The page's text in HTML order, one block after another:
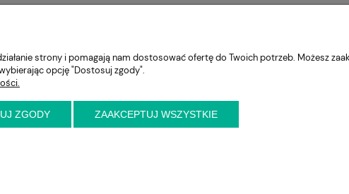
kontakt przed wizytą ul. Cynamonowa 2,
krzeslo.com.pl
strony i pomagają nam dostosować ofertę do Twoich potrzeb. Możesz
opcję "Dostosuj zgody".
ZGODY ZAAKCEPTUJ WSZYSTKIE